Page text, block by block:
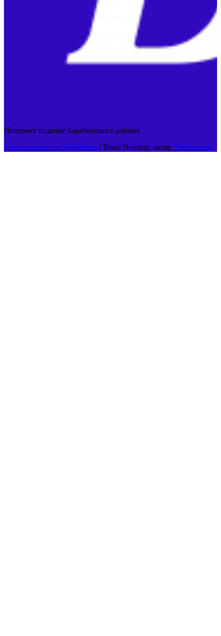
Интернет издание Барабинского района
Сайт работает на WordPress | Тема: Newsup, автор Themeansar